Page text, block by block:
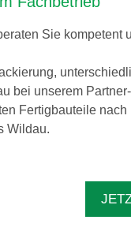
Sie
bei unserem
Fertigbauteile
Wildau.